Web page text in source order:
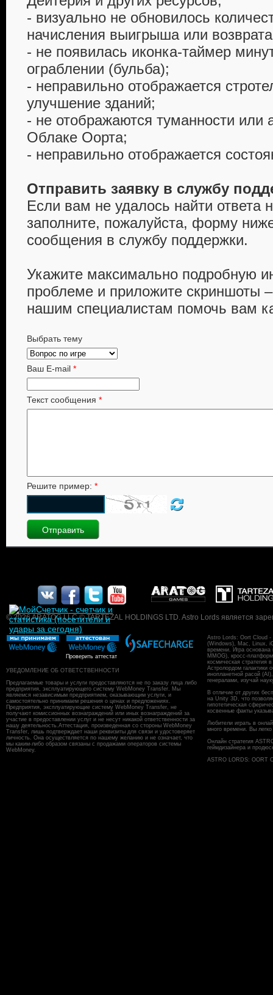
- визуально не обновилось
начисления выигрыша или
- не появилась иконка-таймер
ограблении (бульба);
- неправильно отображается
улучшение зданий;
- не отображаются туманности или
Облаке Оорта;
- неправильно отображается
Отправить заявку в службу
Если вам не удалось найти ответа
заполните, пожалуйста, форму
сообщения в службу поддержки.
Укажите максимально подробную
проблеме и приложите скриншоты
нашим специалистам помочь вам
Выбрать тему
Ваш E-mail*
Текст сообщения*
Решите пример:*
Отправить
© 2026 ARATOG LLC © TARTEZAL HOLDINGS LTD. Astro Lords является
Проверить аттестат
УВЕДОМЛЕНИЕ ОБ ОТВЕТСТВЕННОСТИ
Предлагаемые товары и услуги предоставляются не по заказу лица либо
предприятия, эксплуатирующего систему WebMoney Transfer. Мы
являемся независимым предприятием, оказывающим услуги, и
самостоятельно принимаем решения о ценах и предложениях.
Предприятия, эксплуатирующие систему WebMoney Transfer, не
получают комиссионных вознаграждений или иных вознаграждений за
участие в предоставлении услуг и не несут никакой ответственности за
нашу деятельность.Аттестация, произведенная со стороны WebMoney
Transfer, лишь подтверждает наши реквизиты для связи и удостоверяет
личность. Она осуществляется по нашему желанию и не означает, что
мы каким-либо образом связаны с продажами операторов системы
WebMoney.
Astro Lords: Oort Cloud -
(Windows), Mac, Linux,
времени. Игра основана
MMOG), кросс-
космическая стратегия
Астролордом галактики
инопланетной расой
генералами, изучай
В отличие от других
на Unity 3D, что
гипотетическая
косвенные факты
Любители играть в
много времени. Вы
Онлайн стратегия
геймдизайнера и
ASTRO LORDS: OORT